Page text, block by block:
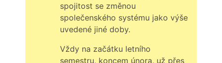
spojitost se změnou
společenského systému jako výše
uvedené jiné doby.
Vždy na začátku letního
semestru, koncem února, už přes